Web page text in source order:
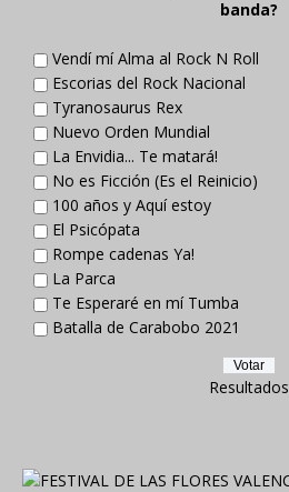
banda?
Vendí mí Alma al Rock N Roll
Escorias del Rock Nacional
Tyranosaurus Rex
Nuevo Orden Mundial
La Envidia... Te matará!
No es Ficción (Es el Reinicio)
100 años y Aquí estoy
El Psicópata
Rompe cadenas Ya!
La Parca
Te Esperaré en mí Tumba
Batalla de Carabobo 2021
Resultados